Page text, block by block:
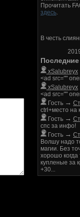
Прочитать
здесь.
В честь
xSalubreyx
<ad src=""
xSalubreyx
<ad src=""
Гость →
ctrl+место на
Гость →
спс за инфо!
Гость →
Волшу надо
магии. Без
хорошо
купленые за
+30...